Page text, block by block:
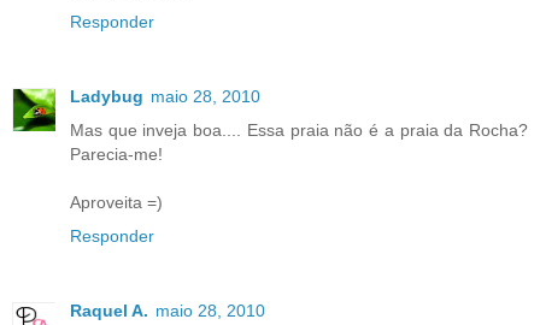
Responder
Ladybug maio 28, 2010
Mas que inveja boa.... Essa praia não é a praia da Rocha?
Parecia-me!
Aproveita =)
Responder
Raquel A. maio 28, 2010